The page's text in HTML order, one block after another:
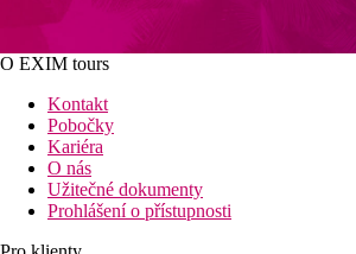
O EXIM tours
Kontakt
Pobočky
Kariéra
O nás
Užitečné dokumenty
Prohlášení o přístupnosti